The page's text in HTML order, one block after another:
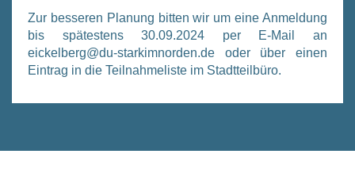
Zur bes­se­ren Pla­nung bit­ten wir um eine Anmel­dung
bis spä­tes­tens 30.09.2024 per E‑Mail an
eickelberg@du-starkimnorden.de oder über einen
Ein­trag in die Teil­nah­me­lis­te im Stadt­teil­bü­ro.